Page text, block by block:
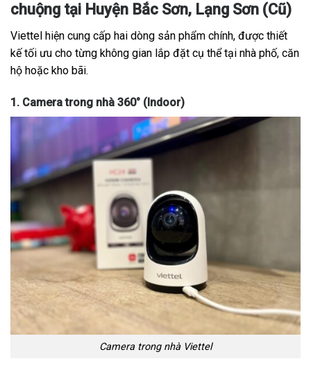
chuộng tại Huyện Bắc Sơn, Lạng Sơn (Cũ)
Viettel hiện cung cấp hai dòng sản phẩm chính, được thiết
kế tối ưu cho từng không gian lắp đặt cụ thể tại nhà phố, căn
hộ hoặc kho bãi.
1. Camera trong nhà 360° (Indoor)
Camera trong nhà Viettel